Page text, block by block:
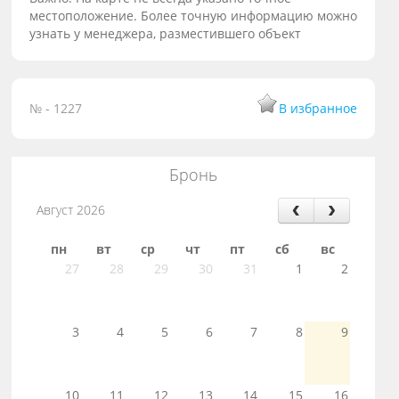
местоположение. Более точную информацию можно
узнать у менеджера, разместившего объект
№ - 1227 В избранное
Бронь
Август 2026
пн вт ср чт пт сб
вс
27
28 29 30 31 1 2
3 4 5 6 7 8 9
10 11 12 13 14 15 16